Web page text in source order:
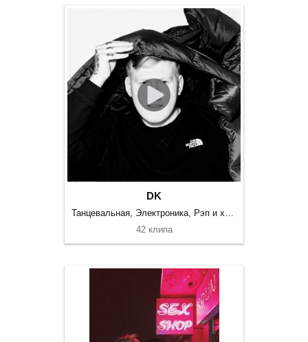
DK
Танцевальная, Электроника, Рэп и хип-хоп
42 клипа